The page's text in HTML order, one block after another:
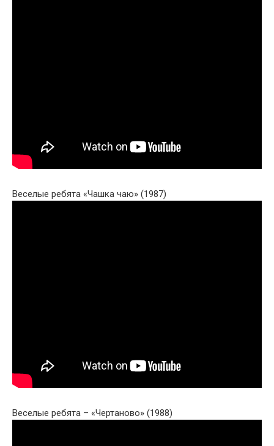
Веселые ребята «Чашка чаю» (1987)
Веселые ребята – «Чертаново» (1988)